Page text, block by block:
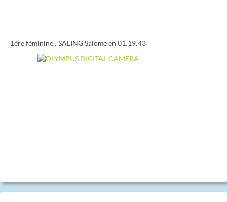
1ère féminine : SALING Salome en 01:19:43